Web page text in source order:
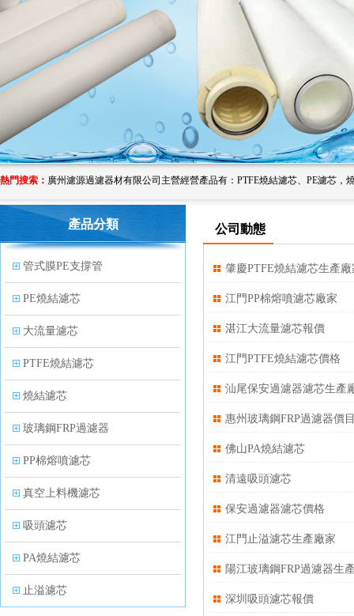
熱門搜索：
產品分類
管式膜PE支撐管
PE燒結濾芯
大流量濾芯
PTFE燒結濾芯
燒結濾芯
玻璃鋼FRP過濾器
PP棉熔噴濾芯
真空上料機濾芯
吸頭濾芯
PA燒結濾芯
止溢濾芯
公司動態
肇慶PTFE燒結濾芯生產廠
江門PP棉熔噴濾芯廠家
湛江大流量濾芯報價
江門PTFE燒結濾芯價格
汕尾保安過濾器濾芯生產
惠州玻璃鋼FRP過濾器價
佛山PA燒結濾芯
清遠吸頭濾芯
保安過濾器濾芯價格
江門止溢濾芯生產廠家
陽江玻璃鋼FRP過濾器生
深圳吸頭濾芯報價